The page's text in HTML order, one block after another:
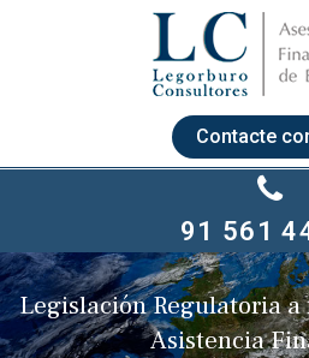
Contacte
91 561
Legislación Regulatoria
Asistencia